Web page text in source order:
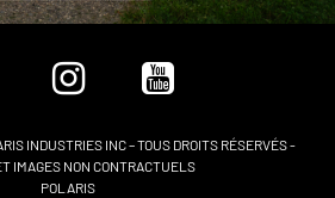
INDUSTRIES INC – TOUS DROITS RÉSERVÉS -
IMAGES NON CONTRACTUELS
POLARIS